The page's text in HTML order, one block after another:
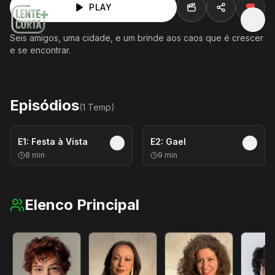
PLAY
Seis amigos, uma cidade, e um brinde aos caos que é crescer
e se encontrar.
Episódios(1 Temp)
E1: Festa à Vista
8 min
E2: Gael
9 min
Elenco Principal